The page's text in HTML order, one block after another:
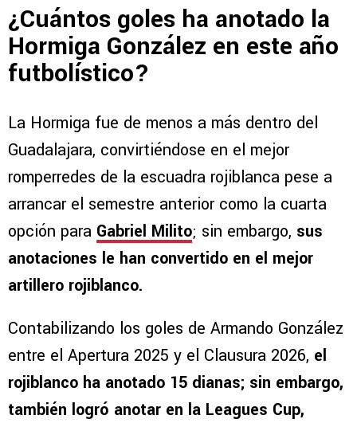
¿Cuántos goles ha anotado la
Hormiga González en este año
futbolístico?
La Hormiga fue de menos a más dentro del
Guadalajara, convirtiéndose en el mejor
romperredes de la escuadra rojiblanca pese a
arrancar el semestre anterior como la cuarta
opción para Gabriel Milito; sin embargo, sus
anotaciones le han convertido en el mejor
artillero rojiblanco.
Contabilizando los goles de Armando González
entre el Apertura 2025 y el Clausura 2026, el
rojiblanco ha anotado 15 dianas; sin embargo,
también logró anotar en la Leagues Cup,